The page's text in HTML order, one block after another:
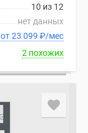
10 из 12
нет данных
В ипотеку от 23 099 ₽/мес
2 похожих